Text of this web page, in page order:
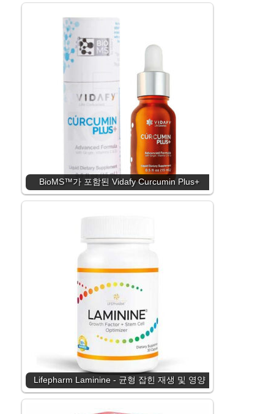
BioMS™가 포함된 Vidafy Curcumin Plus+
Lifepharm Laminine - 균형 잡힌 재생 및 영양